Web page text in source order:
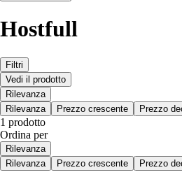
Hostfull
Filtri
Vedi il prodotto
Rilevanza
Rilevanza
Prezzo crescente Prezzo
1 prodotto
Ordina per
Rilevanza
Rilevanza
Prezzo crescente Prezzo